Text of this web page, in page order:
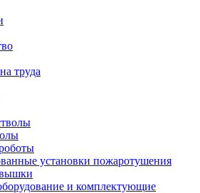
труда
установки пожаротушения
и комплектующие